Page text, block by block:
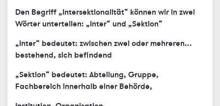
Den Begriff „Intersektionalität“ können wir in zwei
Wörter unterteilen: „Inter“ und „Sektion“
„Inter“ bedeutet: zwischen zwei oder mehreren...
bestehend, sich befindend
„Sektion“ bedeutet: Abteilung, Gruppe,
Fachbereich innerhalb einer Behörde,